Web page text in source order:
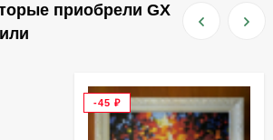
приобрели GX
-45 ₽